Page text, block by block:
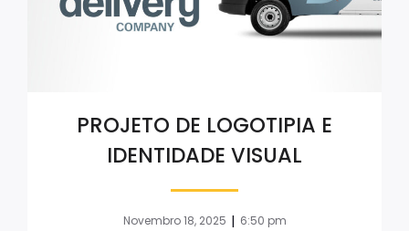
PROJETO DE LOGOTIPIA E
IDENTIDADE VISUAL
Novembro 18, 2025 | 6:50 pm